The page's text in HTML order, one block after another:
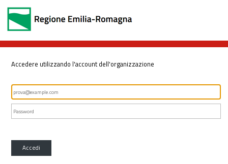
Accedere utilizzando l'account dell'organizzazione
Accedi